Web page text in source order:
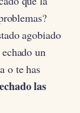
agobiado
un
o te has
las